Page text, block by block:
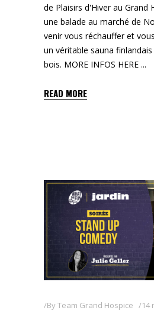
de Plaisirs d'Hiver au Grand
une balade au marché de
venir vous réchauffer et
un véritable sauna
bois. MORE INFOS HERE
READ MORE
ByTeam Grand Hospice 14